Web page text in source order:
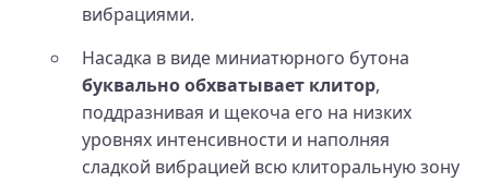
вибрациями.
Насадка в виде миниатюрного бутона
буквально обхватывает клитор,
поддразнивая и щекоча его на низких
уровнях интенсивности и наполняя
сладкой вибрацией всю клиторальную зону